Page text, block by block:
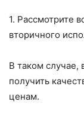
1. Рассмотрите
вторичного
В таком случае,
получить
ценам.